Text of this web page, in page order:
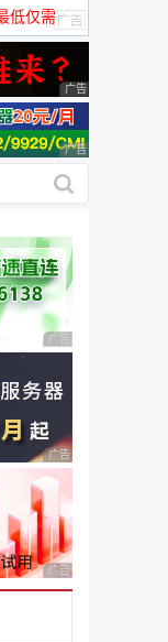
低仅需
广告 商业广告，理
广告 商业广告，理
广告 商业广告，理性
广告 商业广告，理性
广告 商业广告，理性